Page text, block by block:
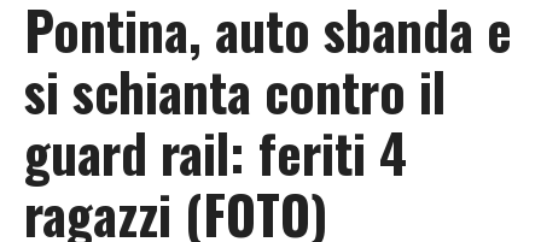
Pontina, auto sbanda e
si schianta contro il
guard rail: feriti 4
ragazzi (FOTO)